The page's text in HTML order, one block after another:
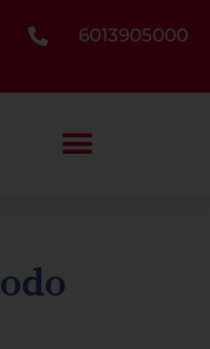
6013905000